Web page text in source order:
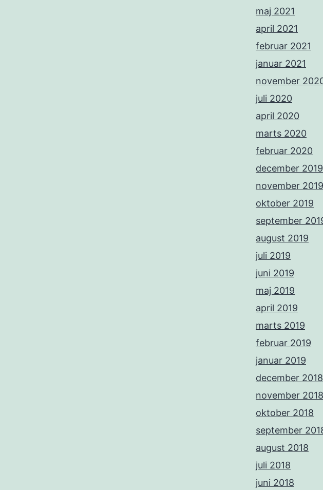
maj 2021
april 2021
februar 2021
januar 2021
november
juli 2020
april 2020
marts 2020
februar 2020
december 2019
november 2019
oktober 2019
september
august 2019
juli 2019
juni 2019
maj 2019
april 2019
marts 2019
februar 2019
januar 2019
december 2018
november 2018
oktober 2018
september
august 2018
juli 2018
juni 2018